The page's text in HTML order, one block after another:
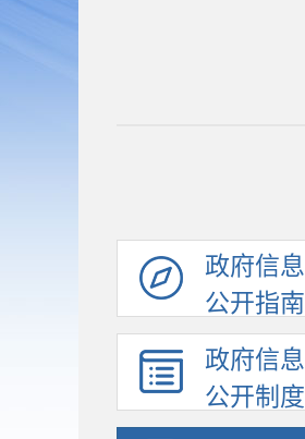
政府信息
公开指南
政府信息
公开制度